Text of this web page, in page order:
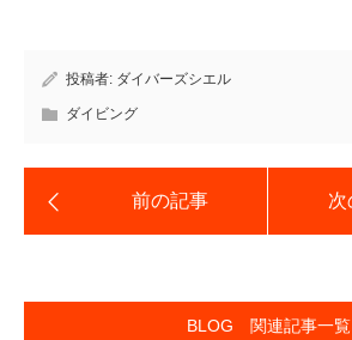
投稿者: ダイバーズシエル
ダイビング
BLOG 関連記事一覧